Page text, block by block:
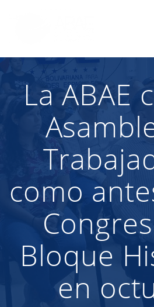
La ABAE
como
Bloque
en